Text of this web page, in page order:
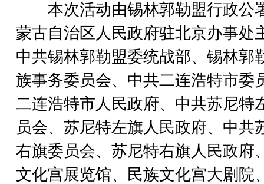
本次活动由锡林郭勒盟行政公
蒙古自治区人民政府驻北京办事处
中共锡林郭勒盟委统战部、锡林郭
族事务委员会、中共二连浩特市委
二连浩特市人民政府、中共苏尼特
员会、苏尼特左旗人民政府、中共
右旗委员会、苏尼特右旗人民政府
文化宫展览馆、民族文化宫大剧院